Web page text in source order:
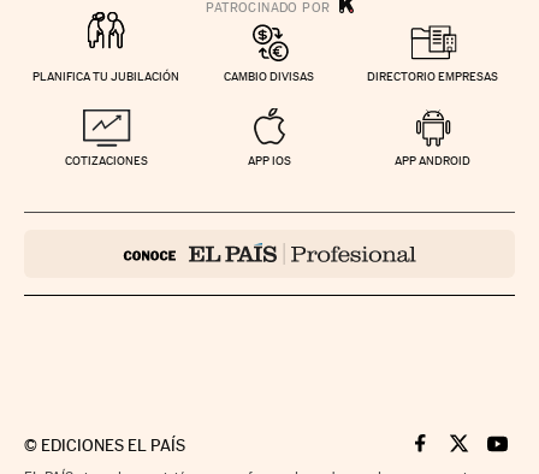
PLANIFICA TU JUBILACIÓN CAMBIO DIVISAS DIRECTORIO EMPRESAS
COTIZACIONES APP IOS APP ANDROID
© EDICIONES EL PAÍS Cinco Días en
Cinco Días
Cinco